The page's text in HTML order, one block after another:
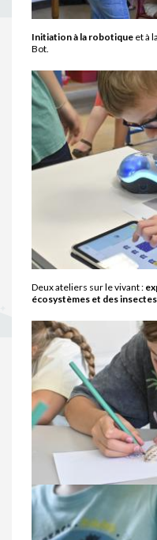
Initiation à la robotique et à
Bot.
Deux ateliers sur le vivant :
écosystèmes et des